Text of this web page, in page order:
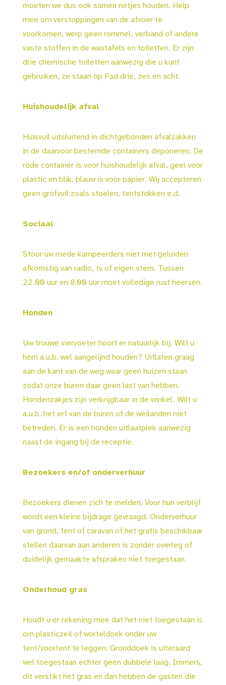
moeten we dus ook samen netjes houden. Help
mee om verstoppingen van de afvoer te
voorkomen, werp geen rommel, verband of andere
vaste stoffen in de wastafels en toiletten. Er zijn
drie chemische toiletten aanwezig die u kunt
gebruiken, ze staan op Pad drie, zes en acht.
Huishoudelijk afval
Huisvuil uitsluitend in dichtgebonden afvalzakken
in de daarvoor bestemde containers deponeren. De
rode container is voor huishoudelijk afval, geel voor
plastic en blik, blauw is voor papier. Wij accepteren
geen grofvuil zoals stoelen, tentstokken e.d.
Sociaal
Stoor uw mede kampeerders niet met geluiden
afkomstig van radio, tv of eigen stem. Tussen
22.00 uur en 8.00 uur moet volledige rust heersen.
Honden
Uw trouwe viervoeter hoort er natuurlijk bij. Wilt u
hem a.u.b. wel aangelijnd houden? Uitlaten graag
aan de kant van de weg waar geen huizen staan
zodat onze buren daar geen last van hebben.
Hondenzakjes zijn verkrijgbaar in de winkel. Wilt u
a.u.b. het erf van de buren of de weilanden niet
betreden. Er is een honden uitlaatplek aanwezig
naast de ingang bij de receptie.
Bezoekers en/of onderverhuur
Bezoekers dienen zich te melden. Voor hun verblijf
wordt een kleine bijdrage gevraagd. Onderverhuur
van grond, tent of caravan of het gratis beschikbaar
stellen daarvan aan anderen is zonder overleg of
duidelijk gemaakte afspraken niet toegestaan.
Onderhoud gras
Houdt u er rekening mee dat het niet toegestaan is
om plasticzeil of worteldoek onder uw
tent/voortent te leggen. Gronddoek is uiteraard
wel toegestaan echter geen dubbele laag. Immers,
dit verstikt het gras en dan hebben de gasten die